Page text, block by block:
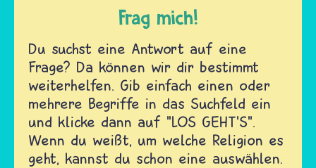
Frag mich!
Du suchst eine Antwort auf eine
Frage? Da können wir dir bestimmt
weiterhelfen. Gib einfach einen oder
mehrere Begriffe in das Suchfeld ein
und klicke dann auf "LOS GEHT'S".
Wenn du weißt, um welche Religion es
geht, kannst du schon eine auswählen.